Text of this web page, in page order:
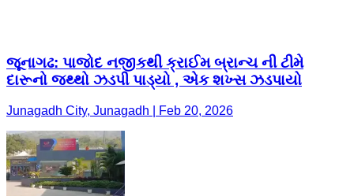
જૂનાગઢ: પાજોદ નજીકથી ક્રાઈમ બ્રાન્ચ ની ટીમે
દારૂનો જથ્થો ઝડપી પાડ્યો , એક શખ્સ ઝડપાયો
Junagadh City, Junagadh | Feb 20, 2026